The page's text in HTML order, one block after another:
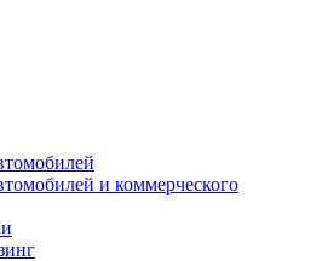
и коммерческого